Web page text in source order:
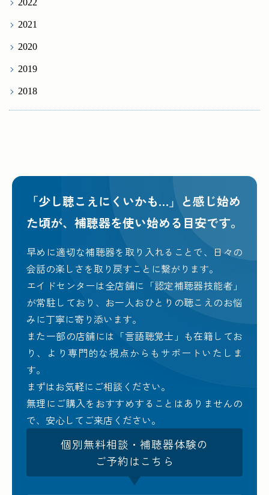
2021
2020
2019
2018
「少し聴こえにくいかも…」と感じ始め
た頃が、 補聴器を使い始める目安です。
早めに適切な補聴器を取り入れることで、日々の
会話の楽しさを取り戻すことに繋がります。
エイドセンターは全店舗に「認定補聴器技能者」
が常駐しており、お一人おひとりの聴こえのお悩
みに丁寧に寄り添います。
また一部の店舗には「言語聴覚士」も在籍してお
り、より専門的な視点からもサポートいたしま
す。
まずはお気軽にご相談ください。
無理にご購入をおすすめすることはありませんの
で、安心してご来店ください。
個別無料相談・補聴器体験の
ご予約はこちら